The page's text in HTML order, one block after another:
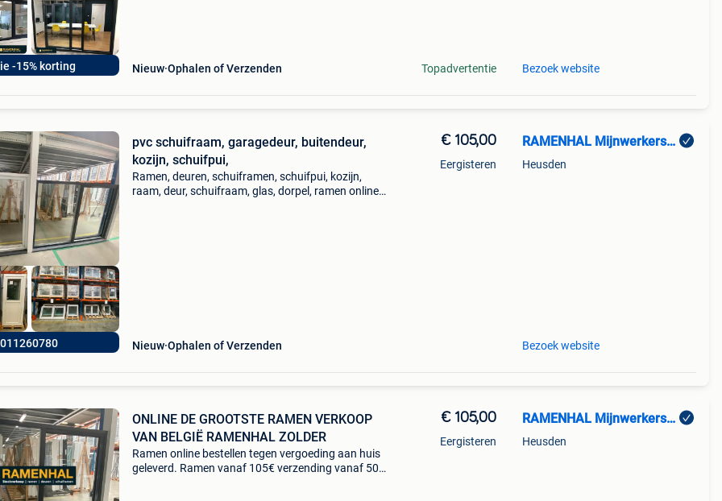
-15% korting Nieuw Ophalen of Verzenden Topadvertentie Bezoek website
011260780
pvc schuifraam, garagedeur, buitendeur,
kozijn, schuifpui,
Ramen, deuren, schuiframen, schuifpui, kozijn,
raam, deur, schuifraam, glas, dorpel, ramen online
Nieuw Ophalen of Verzenden
€ 105,00
Eergisteren
RAMENHAL Mijnwerkerslaan 33 bus 3 3550 Heusden-Zolder
Heusden
Bezoek website
ONLINE DE GROOTSTE RAMEN VERKOOP
VAN BELGIË RAMENHAL ZOLDER
Ramen online bestellen tegen vergoeding aan huis
geleverd. Ramen vanaf 105€ verzending vanaf 50€
€ 105,00
Eergisteren
RAMENHAL Mijnwerkerslaan 33 bus 3 3550 Heusden-Zolder
Heusden